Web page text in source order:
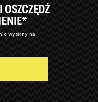
OSZCZĘDŹ
wysłany na